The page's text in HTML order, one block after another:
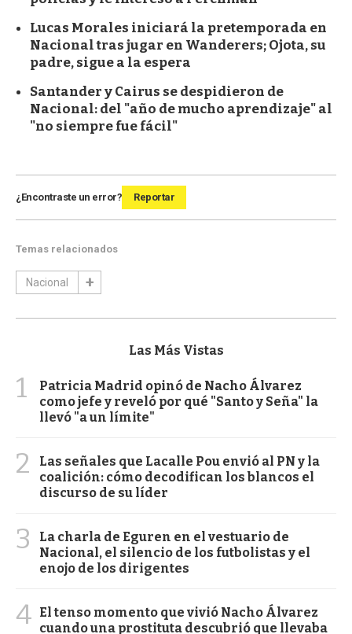
Lucas Morales iniciará la pretemporada en
Nacional tras jugar en Wanderers; Ojota, su
padre, sigue a la espera
Santander y Cairus se despidieron de
Nacional: del "año de mucho aprendizaje" al
"no siempre fue fácil"
¿Encontraste un error? Reportar
Temas relacionados
Nacional
Las Más Vistas
1
Patricia Madrid opinó de Nacho Álvarez
como jefe y reveló por qué "Santo y Seña" la
llevó "a un límite"
2
Las señales que Lacalle Pou envió al PN y la
coalición: cómo decodifican los blancos el
discurso de su líder
3
La charla de Eguren en el vestuario de
Nacional, el silencio de los futbolistas y el
enojo de los dirigentes
4 El tenso momento que vivió Nacho Álvarez
cuando una prostituta descubrió que llevaba